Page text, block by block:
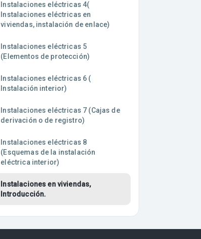
Instalaciones eléctricas 4(
Instalaciones eléctricas en
viviendas, instalación de enlace)
Instalaciones eléctricas 5
(Elementos de protección)
Instalaciones eléctricas 6 (
Instalación interior)
Instalaciones eléctricas 7 (Cajas de
derivación o de registro)
Instalaciones eléctricas 8
(Esquemas de la instalación
eléctrica interior)
Instalaciones en viviendas,
Introducción.